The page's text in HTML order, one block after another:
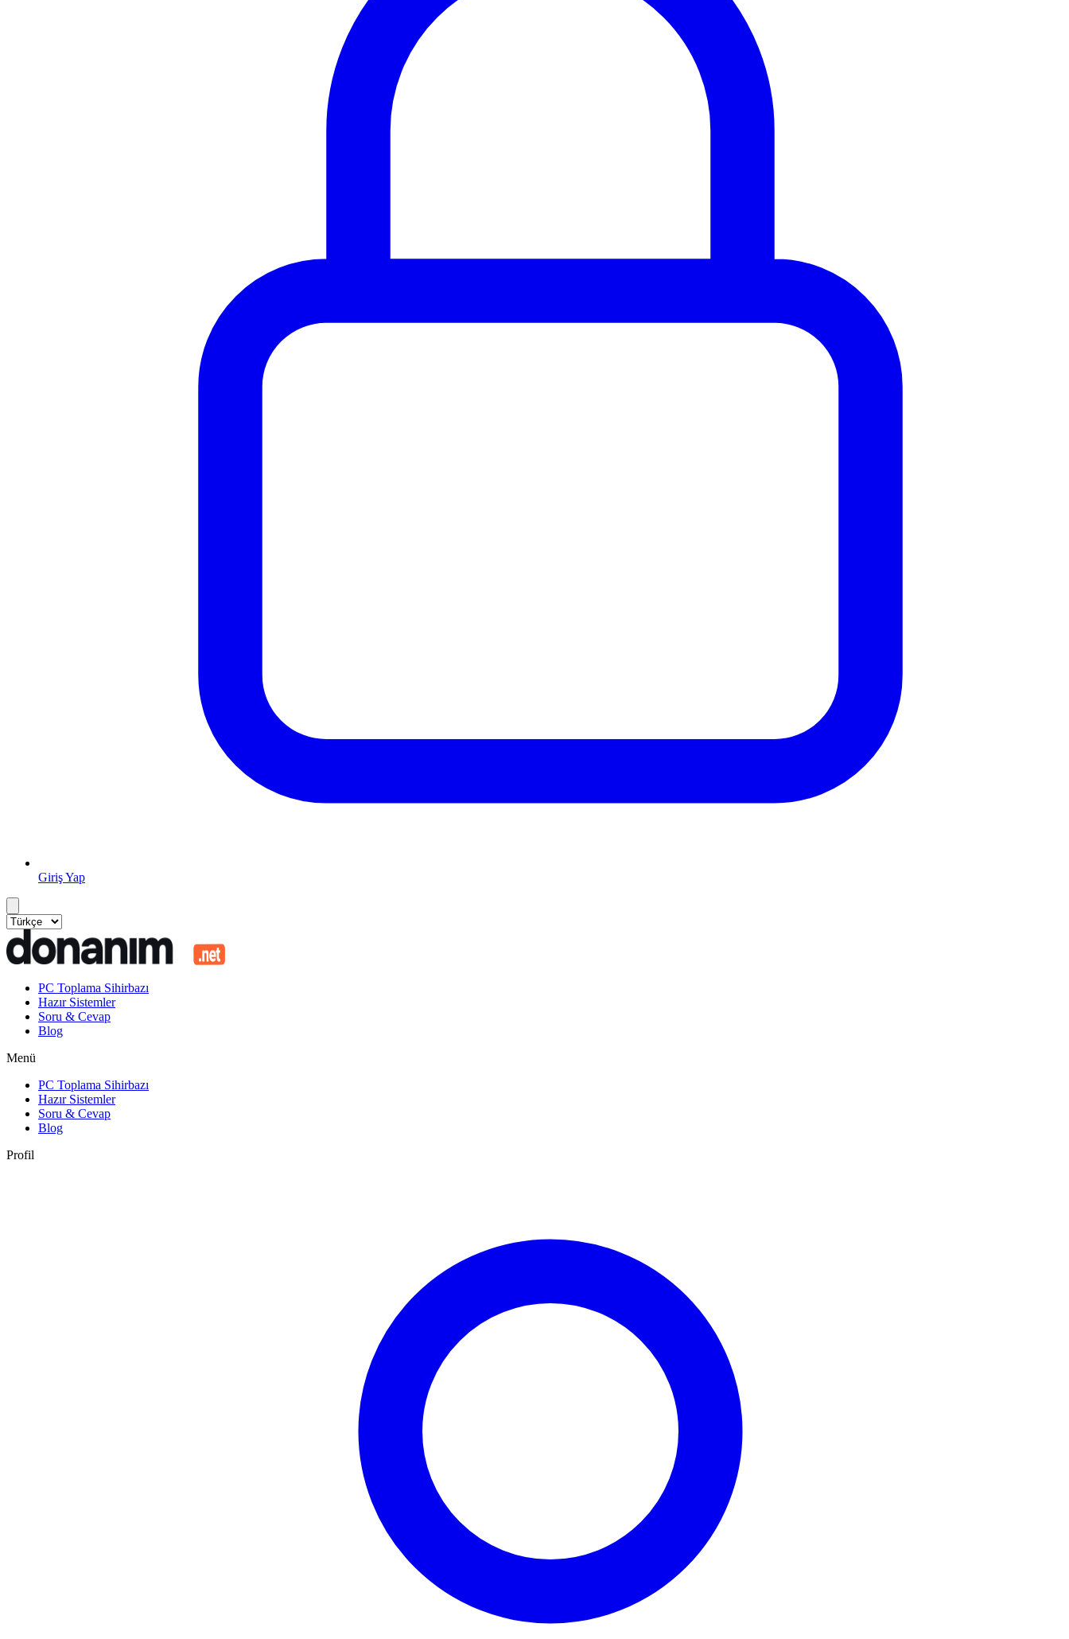
Giriş Yap
PC Toplama Sihirbazı
Hazır Sistemler
Soru & Cevap
Blog
Menü
PC Toplama Sihirbazı
Hazır Sistemler
Soru & Cevap
Blog
Profil